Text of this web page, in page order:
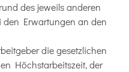
des jeweils anderen
den Erwartungen an den
die gesetzlichen
Höchstarbeitszeit, der